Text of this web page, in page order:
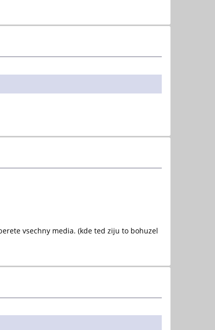
vsechny media. (kde ted ziju to bohuzel